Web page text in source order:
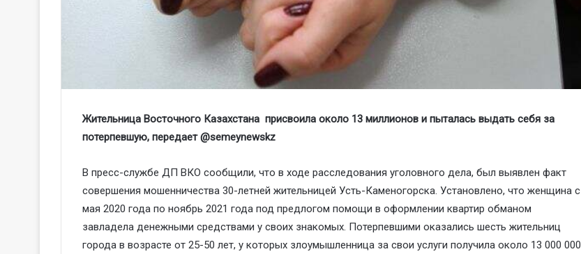
Жительница Восточного Казахстана присвоила около 13 миллионов и пыталась выдать себя за
потерпевшую, передает @semeynewskz
В пресс-службе ДП ВКО сообщили, что в ходе расследования уголовного дела, был выявлен факт
совершения мошенничества 30-летней жительницей Усть-Каменогорска. Установлено, что женщина с
мая 2020 года по ноябрь 2021 года под предлогом помощи в оформлении квартир обманом
завладела денежными средствами у своих знакомых. Потерпевшими оказались шесть жительниц
города в возрасте от 25-50 лет, у которых злоумышленница за свои услуги получила около 13 000 000